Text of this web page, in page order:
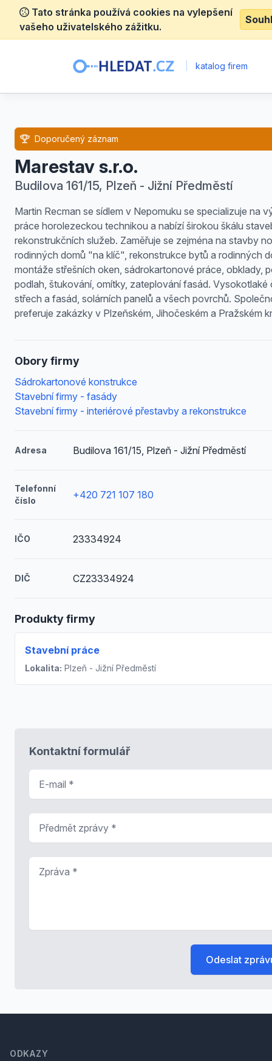
Tato stránka používá cookies na vylepšení
vašeho uživatelského zážitku.
katalog firem
Marestav s.r.o.
Budilova 161/15, Plzeň - Jižní Předměstí
Doporučený záznam
Martin Recman se sídlem v Nepomuku se specializuje na
práce horolezeckou technikou a nabízí širokou škálu
rekonstrukčních služeb. Zaměřuje se zejména na stavby
rodinných domů "na klíč", rekonstrukce bytů a rodinných
montáže střešních oken, sádrokartonové práce, obklady,
podlah, štukování, omítky, zateplování fasád. Vysokotlaké
střech a fasád, solárních panelů a všech povrchů.
preferuje zakázky v Plzeňském, Jihočeském a Pražském
Obory firmy
Sádrokartonové konstrukce
Stavební firmy - fasády
Stavební firmy - interiérové přestavby a rekonstrukce
Adresa Budilova 161/15, Plzeň - Jižní Předměstí
Telefonní
číslo
+420 721 107 180
IČO 23334924
DIČ CZ23334924
Produkty firmy
Stavební práce
Lokalita: Plzeň - Jižní Předměstí
Kontaktní formulář
Odeslat
ODKAZY